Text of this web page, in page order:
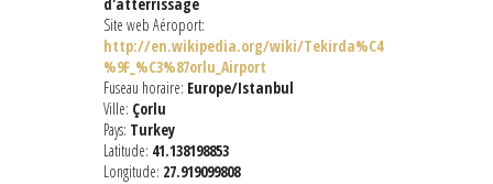
d'atterrissage
Site web Aéroport:
http://en.wikipedia.org/wiki/Tekirda%C4
%9F_%C3%87orlu_Airport
Fuseau horaire: Europe/Istanbul
Ville: Çorlu
Pays: Turkey
Latitude: 41.138198853
Longitude: 27.919099808